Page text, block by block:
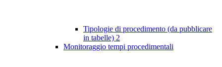
Tipologie di procedimento (da pubblicare
in tabelle) 2
Monitoraggio tempi procedimentali